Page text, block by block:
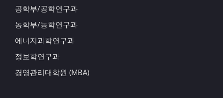
공학부/공학연구과
농학부/농학연구과
에너지과학연구과
정보학연구과
경영관리대학원 (MBA)